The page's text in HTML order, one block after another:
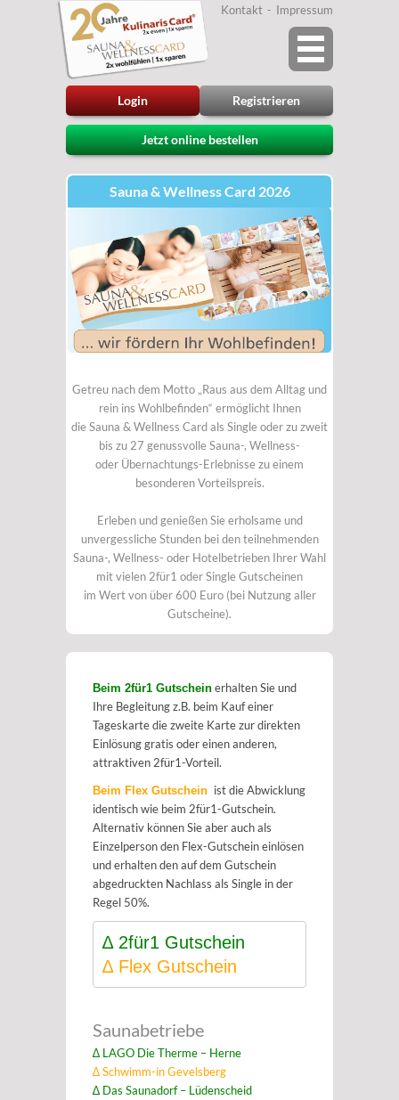
Login Registrieren
Kontakt Impressum
Jetzt online bestellen
Sauna & Wellness Card 2026
Getreu nach dem Motto „Raus aus dem Alltag und
rein ins Wohlbefinden“ ermöglicht Ihnen
die Sauna & Wellness Card als Single oder zu zweit
bis zu 27 genussvolle Sauna-, Wellness-
oder Übernachtungs-Erlebnisse zu einem
besonderen Vorteilspreis.
Erleben und genießen Sie erholsame und
unvergessliche Stunden bei den teilnehmenden
Sauna-, Wellness- oder Hotelbetrieben Ihrer Wahl
mit vielen 2für1 oder Single Gutscheinen
im Wert von über 600 Euro (bei Nutzung aller
Gutscheine).
Beim 2für1 Gutschein erhalten Sie und
Ihre Begleitung z.B. beim Kauf einer
Tageskarte die zweite Karte zur direkten
Einlösung gratis oder einen anderen,
attraktiven 2für1-Vorteil.
Beim Flex Gutschein ist die Abwicklung
identisch wie beim 2für1-Gutschein.
Alternativ können Sie aber auch als
Einzelperson den Flex-Gutschein einlösen
und erhalten den auf dem Gutschein
abgedruckten Nachlass als Single in der
Regel 50%.
∆ 2für1 Gutschein
∆ Flex Gutschein
Saunabetriebe
∆ LAGO Die Therme – Herne
∆ Schwimm-in Gevelsberg
∆ Das Saunadorf – Lüdenscheid